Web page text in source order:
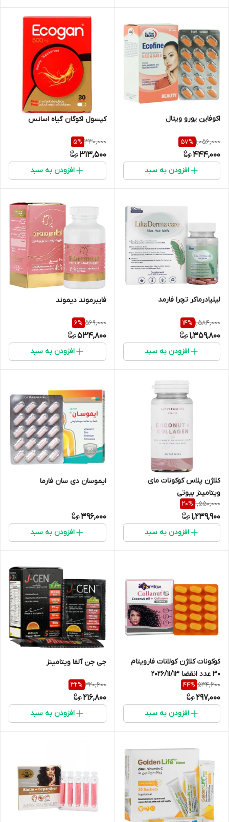
اکوفاین یورو ویتال
1,056,000
57%
444,000
افزودن به سبد
کپسول اکوگان گیاه اسانس
330,000
5%
313,500
افزودن به سبد
لیلیادرماکر تچرا فارمد
1,584,000
14%
1,359,800
افزودن به سبد
فایبرموند دیموند
569,000
6%
534,800
افزودن به سبد
کلاژن پلاس کوکونات مای
ویتامینز بیوتی
1,550,000
20%
1,239,900
افزودن به سبد
ایموسان دی سان فارما
396,000
افزودن به سبد
کوکونات کلاژن کولانات فارویتام
30 عدد انقضا 2026/11/13
534,600
44%
297,000
افزودن به سبد
جی جن آلفا ویتامینز
320,600
32%
216,800
افزودن به سبد